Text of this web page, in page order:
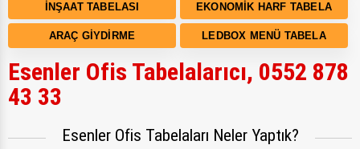
İNŞAAT TABELASI EKONOMIK HARF TABELA
ARAÇ GIYDIRME LEDBOX MENÜ TABELA
Esenler Ofis Tabelalarıcı, 0552 878
43 33
Esenler Ofis Tabelaları Neler Yaptık?